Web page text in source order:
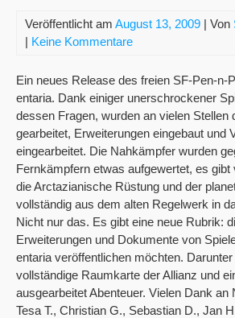
Veröffentlicht am August 13, 2009 | Von
| Keine Kommentare
Ein neues Release des freien SF-Pen-n-
entaria. Dank einiger unerschrockener
dessen Fragen, wurden an vielen Stellen
gearbeitet, Erweiterungen eingebaut und
eingearbeitet. Die Nahkämpfer wurden
Fernkämpfern etwas aufgewertet, es gibt
die Arctazianische Rüstung und der
vollständig aus dem alten Regelwerk in
Nicht nur das. Es gibt eine neue Rubrik:
Erweiterungen und Dokumente von
entaria veröffentlichen möchten.
vollständige Raumkarte der Allianz und
ausgearbeitet Abenteuer. Vielen Dank an
Tesa T., Christian G., Sebastian D., Jan